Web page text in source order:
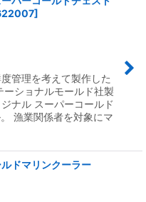
]
管理を考えて製作した
ーショナルモールド社製
ナル スーパーコールド
漁業関係者を対象にマ
ドマリンクーラー